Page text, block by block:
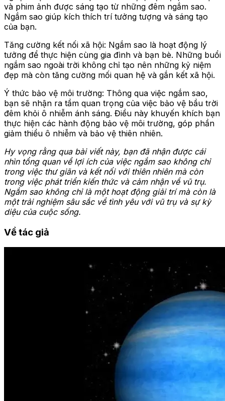
và phim ảnh được sáng tạo từ những đêm ngắm sao.
Ngắm sao giúp kích thích trí tưởng tượng và sáng tạo
của bạn.
Tăng cường kết nối xã hội: Ngắm sao là hoạt động lý
tưởng để thực hiện cùng gia đình và bạn bè. Những buổi
ngắm sao ngoài trời không chỉ tạo nên những kỷ niệm
đẹp mà còn tăng cường mối quan hệ và gắn kết xã hội.
Ý thức bảo vệ môi trường: Thông qua việc ngắm sao,
bạn sẽ nhận ra tầm quan trọng của việc bảo vệ bầu trời
đêm khỏi ô nhiễm ánh sáng. Điều này khuyến khích bạn
thực hiện các hành động bảo vệ môi trường, góp phần
giảm thiểu ô nhiễm và bảo vệ thiên nhiên.
Hy vọng rằng qua bài viết này, bạn đã nhận được cái
nhìn tổng quan về lợi ích của việc ngắm sao không chỉ
trong việc thư giãn và kết nối với thiên nhiên mà còn
trong việc phát triển kiến thức và cảm nhận về vũ trụ.
Ngắm sao không chỉ là một hoạt động giải trí mà còn là
một trải nghiệm sâu sắc về tình yêu với vũ trụ và sự kỳ
diệu của cuộc sống.
Về tác giả